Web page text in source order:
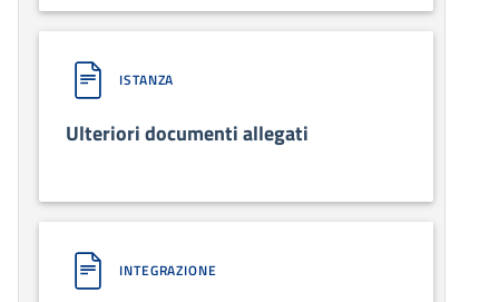
ISTANZA
Ulteriori documenti allegati
INTEGRAZIONE